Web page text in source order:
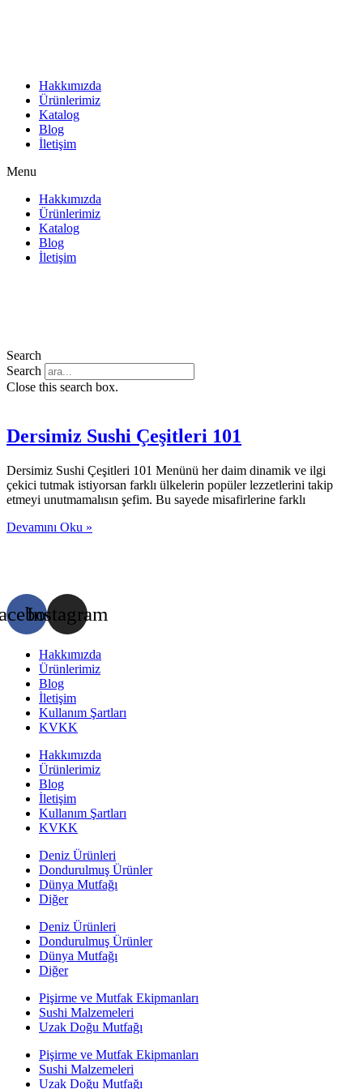
Hakkımızda
Ürünlerimiz
Katalog
Blog
İletişim
Menu
Hakkımızda
Ürünlerimiz
Katalog
Blog
İletişim
Search
Search
Close this search box.
Dersimiz Sushi Çeşitleri 101
Dersimiz Sushi Çeşitleri 101 Menünü her daim dinamik ve ilgi
çekici tutmak istiyorsan farklı ülkelerin popüler lezzetlerini takip
etmeyi unutmamalısın şefim. Bu sayede misafirlerine farklı
Devamını Oku »
Instagram
Hakkımızda
Ürünlerimiz
Blog
İletişim
Kullanım Şartları
KVKK
Hakkımızda
Ürünlerimiz
Blog
İletişim
Kullanım Şartları
KVKK
Deniz Ürünleri
Dondurulmuş Ürünler
Dünya Mutfağı
Diğer
Deniz Ürünleri
Dondurulmuş Ürünler
Dünya Mutfağı
Diğer
Pişirme ve Mutfak Ekipmanları
Sushi Malzemeleri
Uzak Doğu Mutfağı
Pişirme ve Mutfak Ekipmanları
Sushi Malzemeleri
Uzak Doğu Mutfağı